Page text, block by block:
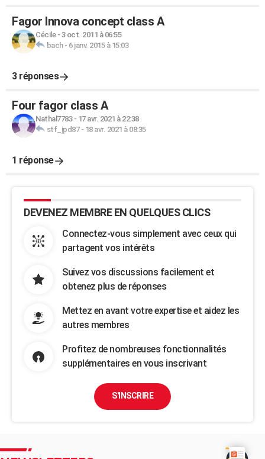
Fagor Innova concept class A
Cécile- 3 oct. 2011 à 06:55
bach- 6 janv. 2015 à 15:03
3 réponses
Four fagor class A
Nathal7783- 17 avr. 2021 à 22:38
stf_jpd87- 18 avr. 2021 à 08:35
1 réponse
DEVENEZ MEMBRE EN QUELQUES CLICS
Connectez-vous simplement avec ceux qui
partagent vos intérêts
Suivez vos discussions facilement et
obtenez plus de réponses
Mettez en avant votre expertise et aidez les
autres membres
Profitez de nombreuses fonctionnalités
supplémentaires en vous inscrivant
S'INSCRIRE